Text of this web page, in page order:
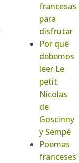
francesas
para
disfrutar
Por qué
debemos
leer Le
petit
Nicolas
de
Goscinny
y Sempé
Poemas
franceses